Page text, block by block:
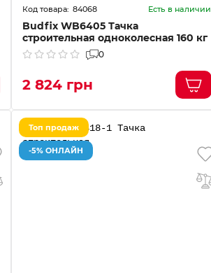
84068 Есть в наличии
Budfix WB6405 Тачка
строительная одноколесная 160 кг
0
2 824 грн
Топ продаж
-5% ОНЛАЙН